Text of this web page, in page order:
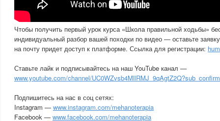
Чтобы получить первый урок курса «Школа правильной ходьбы»
индивидуальный разбор вашей походки по видео — оставьте
на почту придет доступ к платформе. Ссылка для регистрации:
Ставьте лайк и подписывайтесь на наш YouTube канал —
www.youtube.com/channel/
Подпишитесь на нас в соц сетях:
Instagram — www.instagram.com/mehanoterapia
Facebook — www.facebook.com/mehanoterapia